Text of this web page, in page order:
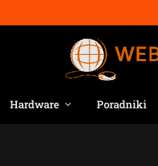
Hardware Poradniki